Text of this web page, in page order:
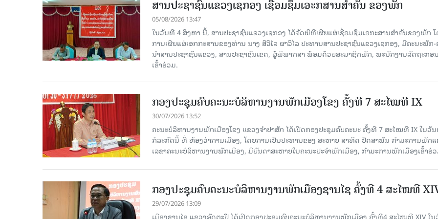
ສານປະຊາຊົນແຂວງເຊກອງ ເຊື່ອມຊຶມເອະກສານສໍາຄັນ ຂອງພັກ
05/08/2026 13:47
ໃນວັນທີ 4 ສິງຫາ ນີ້, ສານປະຊາຊົນແຂວງເຊກອງ ໄດ້ຈັດພິທີເຜີຍແຜ່ເຊື່ອມຊຶມເອກະສານສໍາຄັນຂອງພັກ
ການເຜີຍແຜ່ເອກກະສານຂອງທ່ານ ນາງ ສີວິໄລ ຜາວິໄລ ປະທານສານປະຊາຊົນແຂວງເຊກອງ, ມີຄະນະພັກ-
ນໍາສານປະຊາຊົນແຂວງ, ສານປະຊາຊົນເຂດ, ຜູ້ພິພາກສາ ພ້ອມດ້ວຍສະມາຊິກພັກ, ພະນັກງານລັດຖະກອ
ເຂົ້າຮ່ວມ.
ກອງປະຊຸມຄົບຄະນະບໍລິຫານງານພັກເມືອງໂຂງ ຄັ້ງທີ 7 ສະໄໝທີ IX
30/07/2026 13:52
ຄະນະບໍລິຫານງານພັກເມືອງໂຂງ ແຂວງຈຳປາສັກ ໄດ້ເປີດກອງປະຊຸມຄົບຄະນະ ຄັ້ງທີ 7 ສະໄໝທີ IX ໃນ​ວັ
ກໍ​ລະ​ກົດ​ນີ້ ທີ່ ຫ້ອງວ່າການເມືອງ, ໂດຍການເປັນປະທານຂອງ ສະຫາຍ ສາທິດ ປັດສາພັນ ກຳມະການພັກ
ເລຂາຄະນະບໍລິຫານງານພັກເມືອງ, ມີບັນດາສະຫາຍໃນຄະນະປະຈຳພັກເມືອງ, ກຳມະການພັກເມືອງເຂົ້າຮ່
ກອງປະຊຸມຄົບຄະນະບໍລິຫານງານພັກເມືອງຊານ​ໄຊ ຄັ້ງທີ 4 ສະໄໝທີ
29/07/2026 13:09
ເມືອງຊານໄຊ ແຂວງອັດຕະປື ໄດ້ເປີດກອງປະຊຸມຄົບຄະນະບໍລິຫານງານພັກເມືອງ ຄັ້ງທີ4 ສະໄໝທີ XIV ໃ